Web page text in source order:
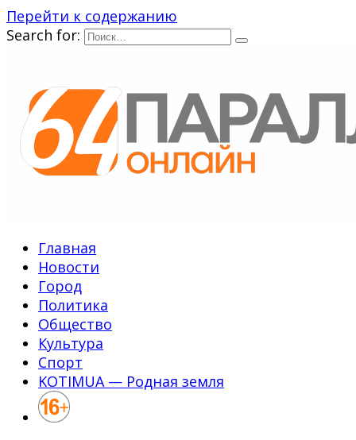
Перейти к содержанию
Search for:
Главная
Новости
Город
Политика
Общество
Культура
Спорт
KOTIMUA — Родная земля